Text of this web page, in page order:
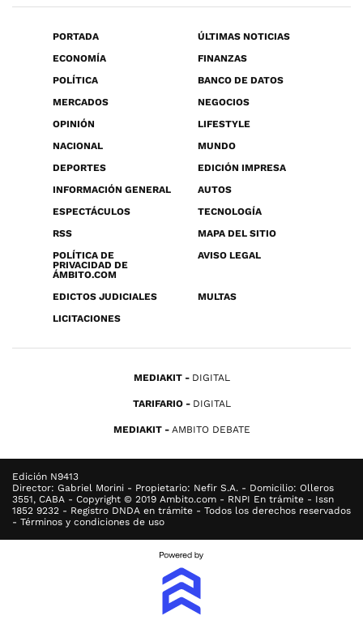
PORTADA
ÚLTIMAS NOTICIAS
ECONOMÍA
FINANZAS
POLÍTICA
BANCO DE DATOS
MERCADOS
NEGOCIOS
OPINIÓN
LIFESTYLE
NACIONAL
MUNDO
DEPORTES
EDICIÓN IMPRESA
INFORMACIÓN GENERAL
AUTOS
ESPECTÁCULOS
TECNOLOGÍA
RSS
MAPA DEL SITIO
POLÍTICA DE
PRIVACIDAD DE
ÁMBITO.COM
AVISO LEGAL
EDICTOS JUDICIALES
MULTAS
LICITACIONES
MEDIAKIT DIGITAL
TARIFARIO DIGITAL
MEDIAKIT AMBITO DEBATE
Edición N9413
Director: Gabriel Morini - Propietario: Nefir S.A. - Domicilio: Olleros
3551, CABA - Copyright © 2019 Ambito.com - RNPI En trámite - Issn
1852 9232 - Registro DNDA en trámite - Todos los derechos reservados
- Términos y condiciones de uso